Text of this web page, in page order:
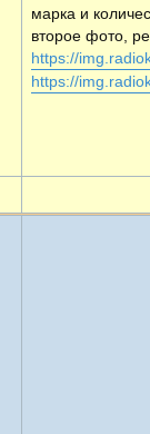
марка и
второе фото,
https://
https://